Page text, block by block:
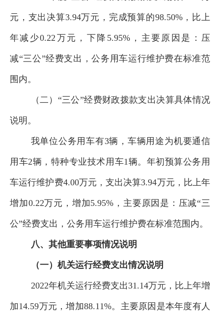
元，支出决算3.94万元，完成预算的98.50%，比 上
年减少0.22 万元，下降 5.95%，主要原因是： 压
减“三公”经费支出，公务用车运行维护费在标准范
围内。
（二）“三公”经费财政拨款支出决算具体情况
说明。
我单位公务用车有3辆，车辆用途为机要通信
用车2辆，特种专业技术用车1辆。年初预算公务用
车运行维护费4.00万元 ，支出决算3.94万元 ， 比 上年
增加0.22万元， 增加5.95%，主要原因是： 压减“三
公”经费支出，公务用车运行维护费在标准范围内。
八、其他重要事项情况说明
（一）机关运行经费支出情况说明
2022年机关运行经费支出31.14万元，比 上年增
加14.59万元，增加88.11%。 主要原因是本年度有人